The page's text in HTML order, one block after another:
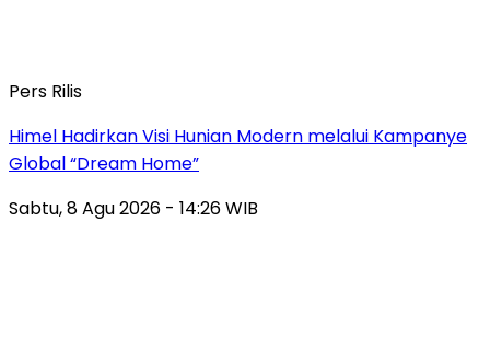
Pers Rilis
Himel Hadirkan Visi Hunian Modern melalui Kampanye
Global “Dream Home”
Sabtu, 8 Agu 2026 - 14:26 WIB